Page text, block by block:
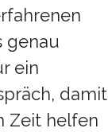
genau
ein
damit
Zeit helfen